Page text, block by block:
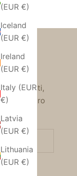
(EUR €)
Iceland
(EUR €)
Ireland
(EUR €)
Italy (EUR
€)
Latvia
(EUR €)
Lithuania
(EUR €)
e altro